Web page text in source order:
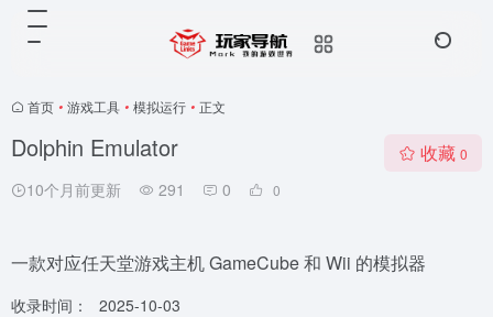
首页 • 游戏工具 • 模拟运行 • 正文
Dolphin Emulator
10个月前更新 291 0 0
收藏 0
一款对应任天堂游戏主机 GameCube 和 Wii 的模拟器
收录时间：
2025-10-03